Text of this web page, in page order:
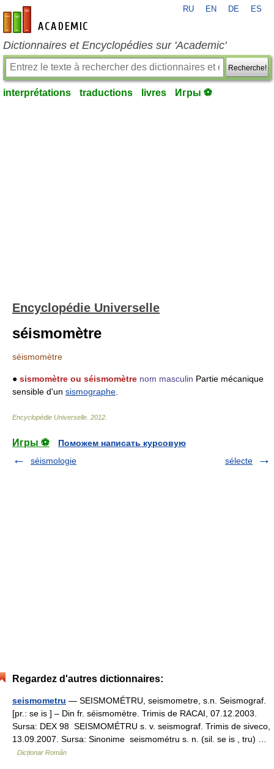
fr-academic.com
RU EN DE ES
Dictionnaires et Encyclopédies sur 'Academic'
Recherche!
interprétations traductions livres Игры ⚽
Encyclopédie Universelle
séismomètre
séismomètre
● sismomètre ou séismomètre nom masculin Partie mécanique
sensible d'un sismographe
Encyclopédie Universelle 2012
Игры ⚽
Поможем написать курсовую
séismologie
sélecte
Regardez d'autres dictionnaires:
seismometru — SEISMOMÉTRU, seismometre, s.n. Seismograf.
[pr.: se is ] – Din fr. séismomètre. Trimis de RACAI, 07.12.2003.
Sursa: DEX 98 SEISMOMÉTRU s. v. seismograf. Trimis de siveco,
13.09.2007. Sursa: Sinonime seismométru s. n. (sil. se is , tru) …
Dicționar Român